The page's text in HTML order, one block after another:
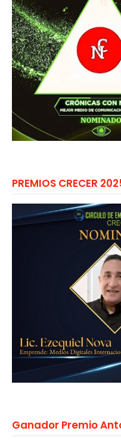
PREMIOS CRECER
Ganador Premio